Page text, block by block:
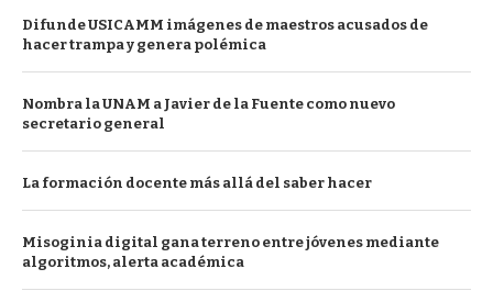
Difunde USICAMM imágenes de maestros acusados de
hacer trampa y genera polémica
Nombra la UNAM a Javier de la Fuente como nuevo
secretario general
La formación docente más allá del saber hacer
Misoginia digital gana terreno entre jóvenes mediante
algoritmos, alerta académica